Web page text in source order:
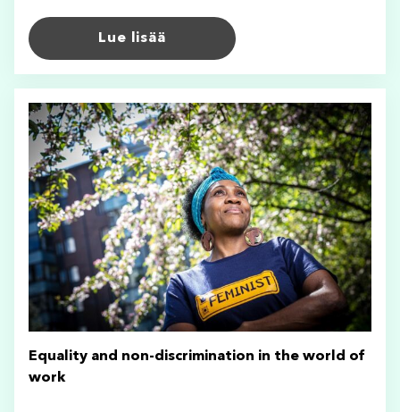
Lue lisää
Equality and non-discrimination in the world of
work